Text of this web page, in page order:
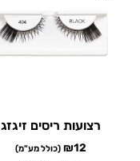
רצועות ריסים זיגזג
₪12 (כולל מע"מ)